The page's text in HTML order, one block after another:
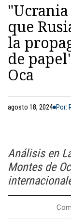
que
la
de
Oca
agosto 18, 2024 Por:
Análisis en
Montes de